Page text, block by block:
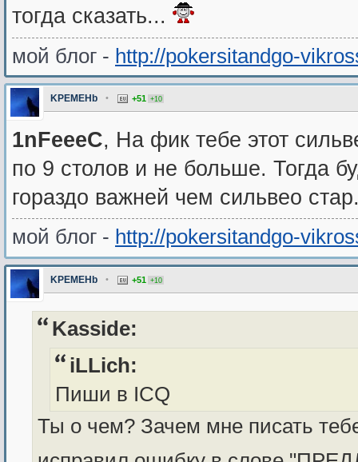
тогда сказать...
мой блог - http://pokersitandgo-
KPEMEHb • +51 +10
1nFeeeC, На фик тебе этот
по 9 столов и не больше. Тогда
гораздо важней чем сильвео
мой блог - http://pokersitandgo-
KPEMEHb • +51 +10
Kasside:
iLLich:
Пиши в ICQ
Ты о чем? Зачем мне писать